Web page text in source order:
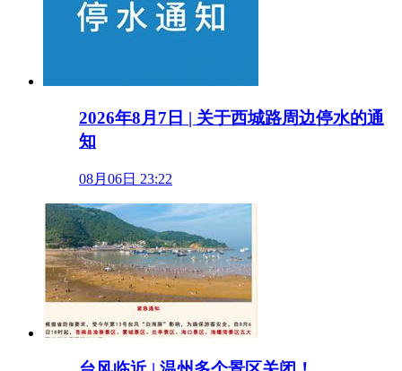
2026年8月7日 | 关于西城路周边停水的通
知
08月06日 23:22